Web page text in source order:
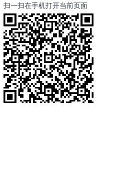
扫一扫在手机打开当前页面